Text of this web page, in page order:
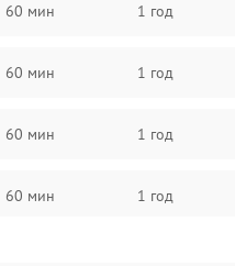
60 мин 1 год
60 мин 1 год
60 мин 1 год
60 мин 1 год